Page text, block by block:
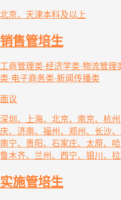
北京、天津本科及以上
销售管培生
工商管理类·经济学类·物流管理
类·电子商务类·新闻传播类
面议
深圳、上海、北京、南京、杭
庆、济南、福州、郑州、长沙
南宁、贵阳、石家庄、太原、
鲁木齐、兰州、西宁、银川、
实施管培生